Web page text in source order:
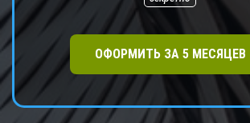
ОФОРМИТЬ ЗА 5МЕСЯЦЕВ